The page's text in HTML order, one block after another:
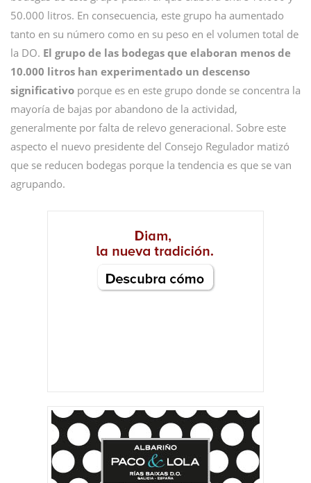
50.000 litros. En consecuencia, este grupo ha aumentado
tanto en su número como en su peso en el volumen total de
la DO. El grupo de las bodegas que elaboran menos de
10.000 litros han experimentado un descenso
significativo porque es en este grupo donde se concentra la
mayoría de bajas por abandono de la actividad,
generalmente por falta de relevo generacional. Sobre este
aspecto el nuevo presidente del Consejo Regulador matizó
que se reducen bodegas porque la tendencia es que se van
agrupando.